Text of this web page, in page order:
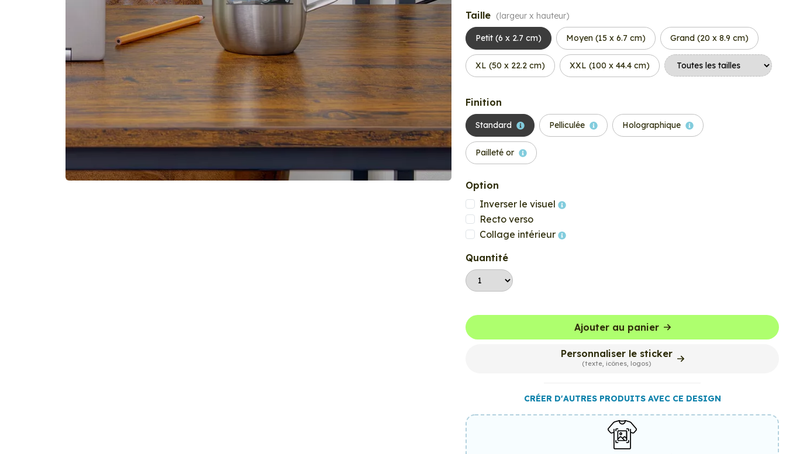
Taille (largeur x hauteur)
Petit (6 x 2.7 cm) Moyen (15 x 6.7 cm) Grand (20 x 8.9 cm)
XL (50 x 22.2 cm) XXL (100 x 44.4 cm)
Finition
Standard Pelliculée Holographique
Pailleté or
Option
Inverser le visuel
Recto verso
Collage intérieur
Quantité
Ajouter au panier
Personnaliser le sticker
(texte, icônes, logos)
CRÉER D'AUTRES PRODUITS AVEC CE DESIGN